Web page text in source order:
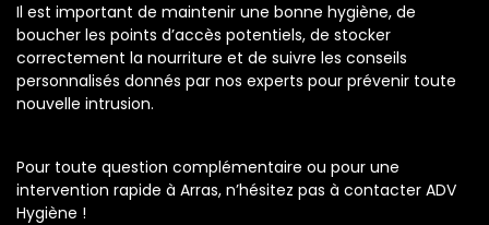
Il est important de maintenir une bonne hygiène, de
boucher les points d’accès potentiels, de stocker
correctement la nourriture et de suivre les conseils
personnalisés donnés par nos experts pour prévenir toute
nouvelle intrusion.
Pour toute question complémentaire ou pour une
intervention rapide à Arras, n’hésitez pas à contacter ADV
Hygiène !